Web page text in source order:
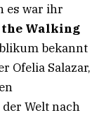
es war ihr
the Walking
bekannt
Ofelia Salazar,
Welt nach